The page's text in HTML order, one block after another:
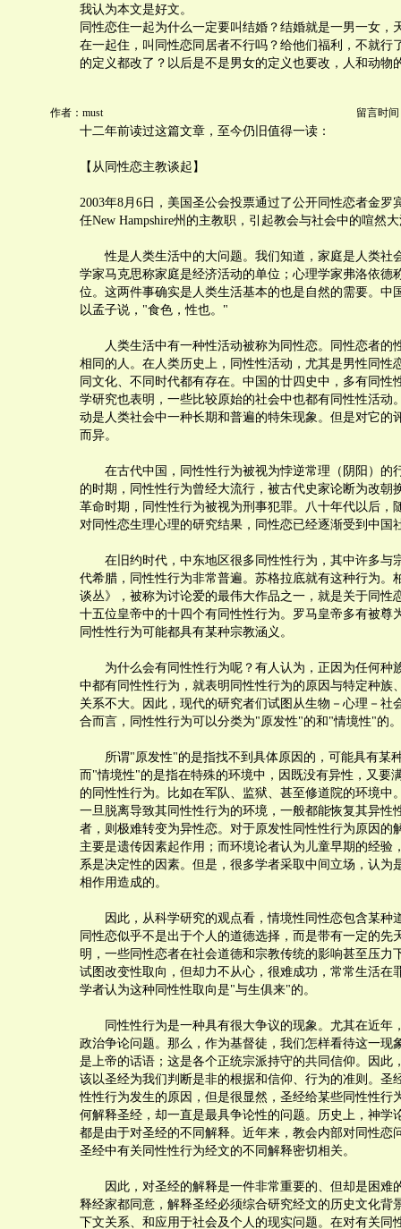
我认为本文是好文。
同性恋住一起为什么一定要叫结婚？结婚就是一男一女，
在一起住，叫同性恋同居者不行吗？给他们福利，不就行
的定义都改了？以后是不是男女的定义也要改，人和动物
作者：must 留言时间
十二年前读过这篇文章，至今仍旧值得一读：
【从同性恋主教谈起】
2003年8月6日，美国圣公会投票通过了公开同性恋者金罗
任New Hampshire州的主教职，引起教会与社会中的喧然
性是人类生活中的大问题。我们知道，家庭是人类社
学家马克思称家庭是经济活动的单位；心理学家弗洛依德
位。这两件事确实是人类生活基本的也是自然的需要。中
以孟子说，"食色，性也。"
人类生活中有一种性活动被称为同性恋。同性恋者的
相同的人。在人类历史上，同性性活动，尤其是男性同性
同文化、不同时代都有存在。中国的廿四史中，多有同性
学研究也表明，一些比较原始的社会中也都有同性性活动
动是人类社会中一种长期和普遍的特朱现象。但是对它的
而异。
在古代中国，同性性行为被视为悖逆常理（阴阳）的
的时期，同性性行为曾经大流行，被古代史家论断为改朝
革命时期，同性性行为被视为刑事犯罪。八十年代以后，
对同性恋生理心理的研究结果，同性恋已经逐渐受到中国
在旧约时代，中东地区很多同性性行为，其中许多与
代希腊，同性性行为非常普遍。苏格拉底就有这种行为。
谈丛》，被称为讨论爱的最伟大作品之一，就是关于同性
十五位皇帝中的十四个有同性性行为。罗马皇帝多有被尊
同性性行为可能都具有某种宗教涵义。
为什么会有同性性行为呢？有人认为，正因为任何种
中都有同性性行为，就表明同性性行为的原因与特定种族
关系不大。因此，现代的研究者们试图从生物－心理－社
合而言，同性性行为可以分类为"原发性"的和"情境性"的。
所谓"原发性"的是指找不到具体原因的，可能具有某
而"情境性"的是指在特殊的环境中，因既没有异性，又要
的同性性行为。比如在军队、监狱、甚至修道院的环境中
一旦脱离导致其同性性行为的环境，一般都能恢复其异性
者，则极难转变为异性恋。对于原发性同性性行为原因的
主要是遗传因素起作用；而环境论者认为儿童早期的经验
系是决定性的因素。但是，很多学者采取中间立场，认为
相作用造成的。
因此，从科学研究的观点看，情境性同性恋包含某种
同性恋似乎不是出于个人的道德选择，而是带有一定的先
明，一些同性恋者在社会道德和宗教传统的影响甚至压力
试图改变性取向，但却力不从心，很难成功，常常生活在
学者认为这种同性性取向是"与生俱来"的。
同性性行为是一种具有很大争议的现象。尤其在近年
政治争论问题。那么，作为基督徒，我们怎样看待这一现
是上帝的话语；这是各个正统宗派持守的共同信仰。因此
该以圣经为我们判断是非的根据和信仰、行为的准则。圣
性性行为发生的原因，但是很显然，圣经给某些同性性行
何解释圣经，却一直是最具争论性的问题。历史上，神学
都是由于对圣经的不同解释。近年来，教会内部对同性恋
圣经中有关同性性行为经文的不同解释密切相关。
因此，对圣经的解释是一件非常重要的、但却是困难
释经家都同意，解释圣经必须综合研究经文的历史文化背
下文关系、和应用于社会及个人的现实问题。在对有关同